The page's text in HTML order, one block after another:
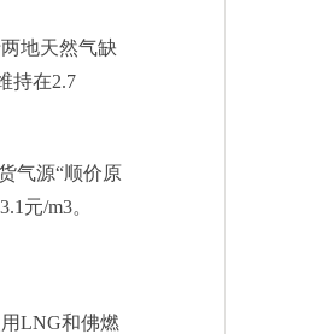
地天然气缺
持在2.7
气源“顺价原
元/m3。
LNG和佛燃